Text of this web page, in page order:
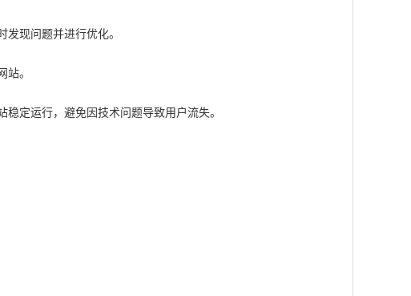
现问题并进行优化。
。
定运行，避免因技术问题导致用户流失。